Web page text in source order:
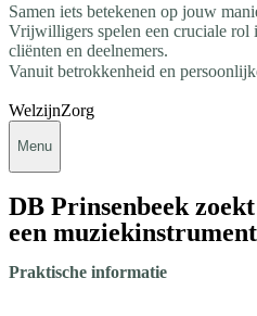
Samen iets betekenen op jouw
Vrijwilligers spelen een cruciale rol
cliënten en deelnemers.
Vanuit betrokkenheid en
WelzijnZorg
Menu
DB Prinsenbeek
een
Praktische informatie